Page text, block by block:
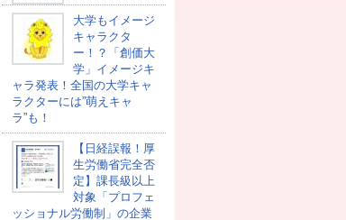
大学もイメージ
キャラクタ
ー！？「創価大
学」イメージキ
ャラ発表！全国の大学キャ
ラクターには”萌えキャ
ラ”も！
【日経誤報！厚
生労働省完全否
定】課長級以上
対象「プロフェ
ッショナル労働制」の企業